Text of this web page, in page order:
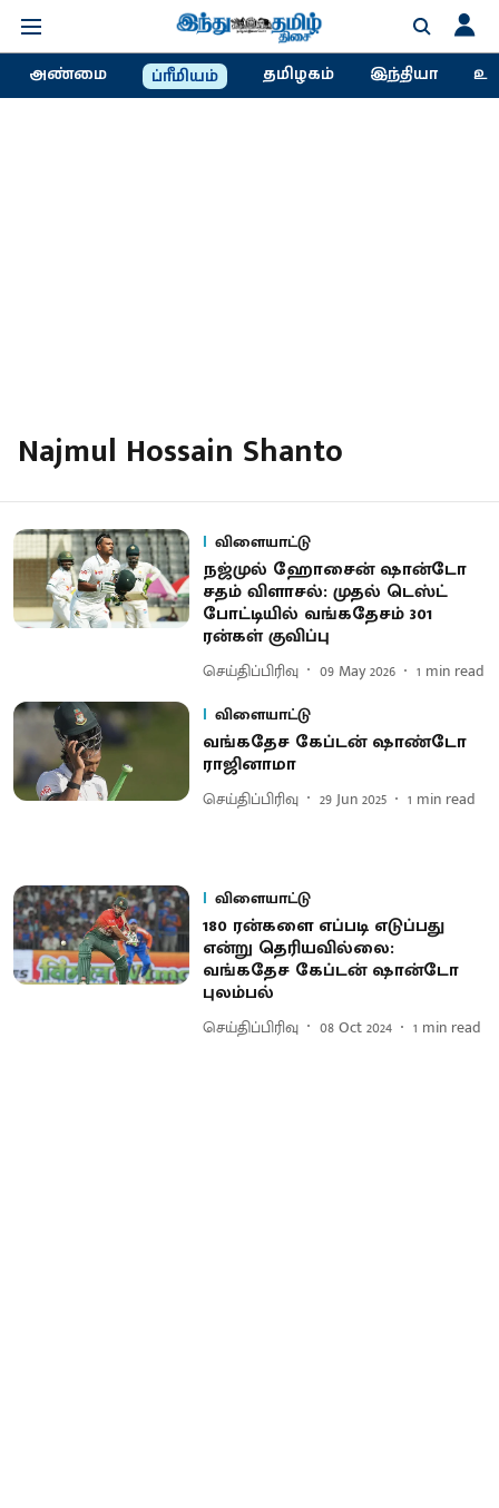
அண்மை ப்ரீமியம் தமிழகம் இந்தியா
Najmul Hossain Shanto
விளையாட்டு
நஜ்முல் ஹோசைன் ஷான்டோ
சதம் விளாசல்: முதல் டெஸ்ட்
போட்டியில் வங்கதேசம் 301
ரன்கள் குவிப்பு
செய்திப்பிரிவு 09 May 2026 1 min read
விளையாட்டு
வங்கதேச கேப்டன் ஷாண்டோ
ராஜினாமா
செய்திப்பிரிவு 29 Jun 2025 1 min read
விளையாட்டு
180 ரன்களை எப்படி எடுப்பது
என்று தெரியவில்லை:
வங்கதேச கேப்டன் ஷான்டோ
புலம்பல்
செய்திப்பிரிவு 08 Oct 2024 1 min read